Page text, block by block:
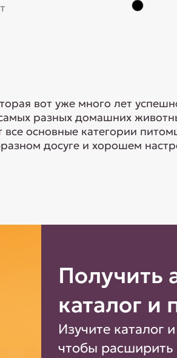
вот уже много лет
разных домашних
основные категории
досуге и хорошем
Получить
каталог и
Изучите каталог
чтобы расширить